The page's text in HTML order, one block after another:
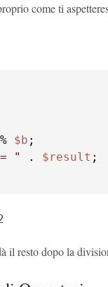
come ti
% $b
" . $result
il resto dopo la